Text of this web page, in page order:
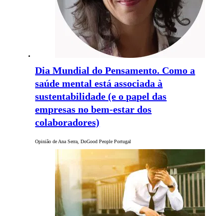
Dia Mundial do Pensamento. Como a
saúde mental está associada à
sustentabilidade (e o papel das
empresas no bem-estar dos
colaboradores)
Opinião de Ana Serra, DoGood People Portugal